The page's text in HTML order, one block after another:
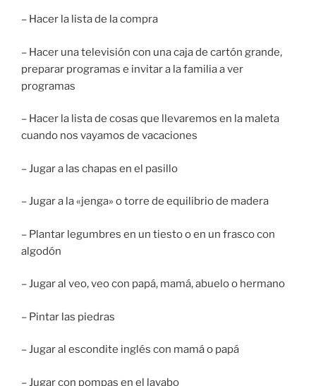
– Hacer la lista de la compra
– Hacer una televisión con una caja de cartón grande,
preparar programas e invitar a la familia a ver
programas
– Hacer la lista de cosas que llevaremos en la maleta
cuando nos vayamos de vacaciones
– Jugar a las chapas en el pasillo
– Jugar a la «jenga» o torre de equilibrio de madera
– Plantar legumbres en un tiesto o en un frasco con
algodón
– Jugar al veo, veo con papá, mamá, abuelo o hermano
– Pintar las piedras
– Jugar al escondite inglés con mamá o papá
– Jugar con pompas en el lavabo